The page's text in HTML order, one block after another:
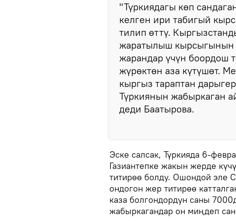
"Түркиядагы көп
келген ири табигый
тилип өттү.
жаратылыш кырсыгынын
жарандар үчүн боордош
жүрөктөн аза күтүшөт.
кыргыз тараптан
Түркиянын жабыркаган
деди Баатырова.
Эске салсак, Түркияда 6-
Газиантепке жакын жерде
титирөө болду. Ошондой эле
ондогон жер титирөө
каза болгондордун саны
жабыркагандар он миңдеп